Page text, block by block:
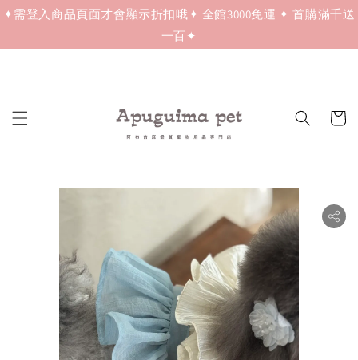
✦需登入商品頁面才會顯示折扣哦✦ 全館3000免運 ✦ 首購滿千送
一百✦